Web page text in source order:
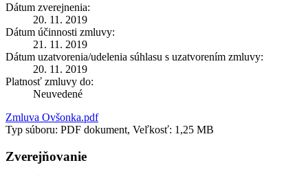
Dátum zverejnenia:
20. 11. 2019
Dátum účinnosti zmluvy:
21. 11. 2019
Dátum uzatvorenia/udelenia súhlasu s uzatvorením zmluvy:
20. 11. 2019
Platnosť zmluvy do:
Neuvedené
Zmluva Ovšonka.pdf
Typ súboru: PDF dokument, Veľkosť: 1,25 MB
Zverejňovanie